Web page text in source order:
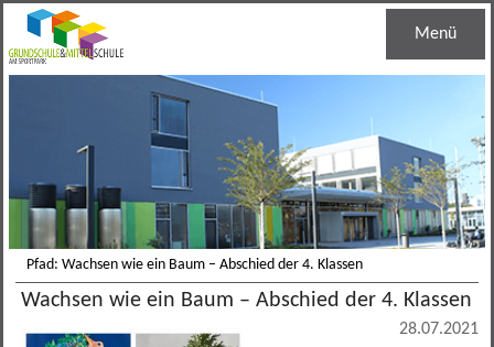
Menü
Unsere Schule
Schulleitung
Haustechnik
Jugendsozialarbeit
Schulleben
Regelklassen
Ganztagesklassen
Grundschule
Schuleinschreibung
Mittelschule
Pfad: Wachsen wie ein Baum – Abschied der 4. Klassen
Wachsen wie ein Baum – Abschied der 4. Klassen
28.07.2021